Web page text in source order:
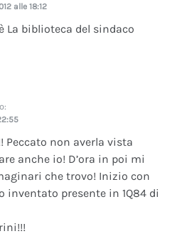
alle 18:12
La biblioteca del sindaco
Peccato non averla vista
anche io! D’ora in poi mi
che trovo! Inizio con
inventato presente in 1Q84 di